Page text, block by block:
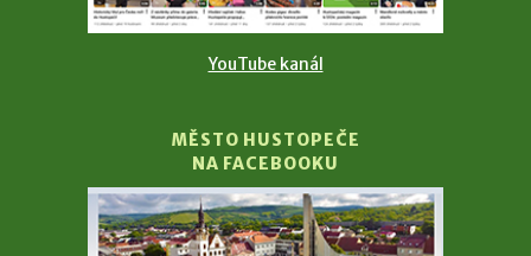
YouTube kanál
MĚSTO HUSTOPEČE
NA FACEBOOKU